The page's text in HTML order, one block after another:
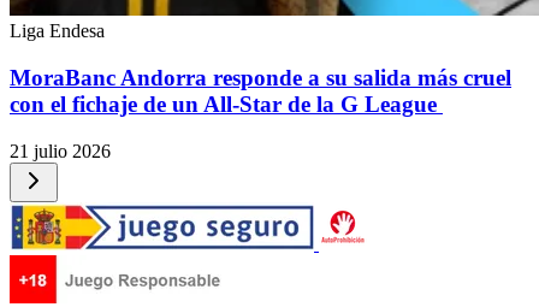
Liga Endesa
MoraBanc Andorra responde a su salida más cruel
con el fichaje de un All-Star de la G League
21 julio 2026